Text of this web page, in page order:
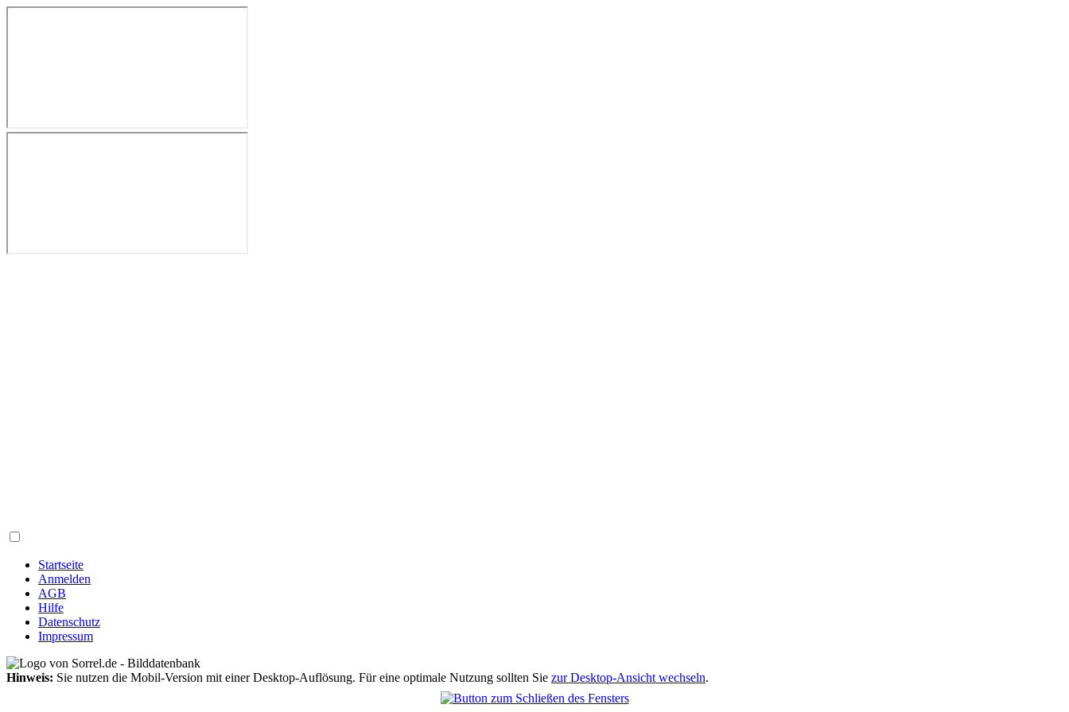
Startseite
Anmelden
AGB
Hilfe
Datenschutz
Impressum
Hinweis: Sie nutzen die Mobil-Version mit einer Desktop-Auflösung. Für eine optimale Nutzung sollten Sie zur Desktop-Ansicht wechseln.